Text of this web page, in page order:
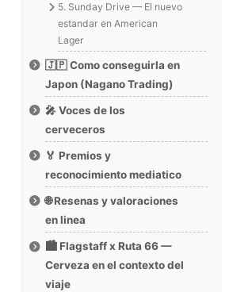
5. Sunday Drive — El nuevo
estandar en American
Lager
🇯🇵 Como conseguirla en
Japon (Nagano Trading)
🎤 Voces de los
cerveceros
🏅 Premios y
reconocimiento mediatico
🌐 Resenas y valoraciones
en linea
🏙️ Flagstaff x Ruta 66 —
Cerveza en el contexto del
viaje